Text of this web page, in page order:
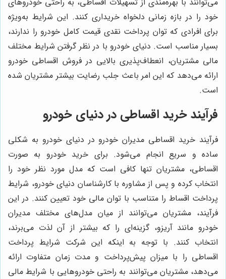
خود را در بازه زمانی دلخواه خریداری کنند. این شرایط به‌ویژه
برای افرادی که توان پرداخت نقدی قیمت کامل خودرو را ندارند،
بسیار مناسب است. دنیای خودرو با در نظر گرفتن شرایط مختلف
مالی مشتریان، انعطاف‌پذیری بالایی در فروش اقساطی خودرو
ارائه می‌دهد که این امر باعث جلب رضایت بیشتر مشتریان شده
است.
فرآیند خرید اقساطی در دنیای خودرو
فرآیند خرید اقساطی مدیران خودرو در دنیای خودرو به شکلی
ساده و سریع انجام می‌شود. برای خرید خودرو به صورت
اقساطی، مشتریان تنها کافی است که مدل مورد نظر خود را
انتخاب کرده و پس از مشاوره با کارشناسان دنیای خودرو، شرایط
پرداخت اقساط را متناسب با توان مالی خود تعیین کنند. در این
فرآیند، مشتریان می‌توانند از میان مدل‌های مختلف مدیران
خودرو مانند آریزو، گزینه‌ای را که بیشتر از آن لذت می‌برند،
انتخاب کنند. با توجه به اینکه این شرکت شرایط پرداخت
اقساطی را با میزان پیش‌پرداخت و مدت زمان متفاوت ارائه
می‌دهد، مشتریان می‌توانند به راحتی خودروهایی با شرایط مالی